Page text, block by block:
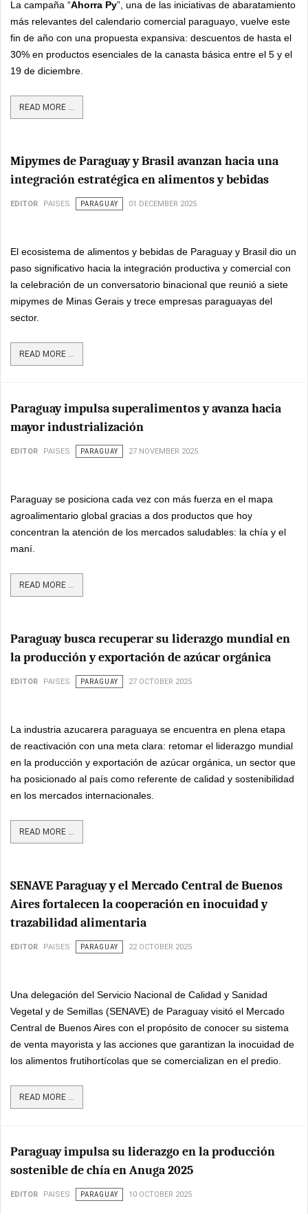
La campaña “Ahorra Py”, una de las iniciativas de abaratamiento
más relevantes del calendario comercial paraguayo, vuelve este
fin de año con una propuesta expansiva: descuentos de hasta el
30% en productos esenciales de la canasta básica entre el 5 y el
19 de diciembre.
READ MORE ...
Mipymes de Paraguay y Brasil avanzan hacia una
integración estratégica en alimentos y bebidas
EDITOR PAISES PARAGUAY 01 DECEMBER 2025
El ecosistema de alimentos y bebidas de Paraguay y Brasil dio un
paso significativo hacia la integración productiva y comercial con
la celebración de un conversatorio binacional que reunió a siete
mipymes de Minas Gerais y trece empresas paraguayas del
sector.
READ MORE ...
Paraguay impulsa superalimentos y avanza hacia
mayor industrialización
EDITOR PAISES PARAGUAY 27 NOVEMBER 2025
Paraguay se posiciona cada vez con más fuerza en el mapa
agroalimentario global gracias a dos productos que hoy
concentran la atención de los mercados saludables: la chía y el
maní.
READ MORE ...
Paraguay busca recuperar su liderazgo mundial en
la producción y exportación de azúcar orgánica
EDITOR PAISES PARAGUAY 27 OCTOBER 2025
La industria azucarera paraguaya se encuentra en plena etapa
de reactivación con una meta clara: retomar el liderazgo mundial
en la producción y exportación de azúcar orgánica, un sector que
ha posicionado al país como referente de calidad y sostenibilidad
en los mercados internacionales.
READ MORE ...
SENAVE Paraguay y el Mercado Central de Buenos
Aires fortalecen la cooperación en inocuidad y
trazabilidad alimentaria
EDITOR PAISES PARAGUAY 22 OCTOBER 2025
Una delegación del Servicio Nacional de Calidad y Sanidad
Vegetal y de Semillas (SENAVE) de Paraguay visitó el Mercado
Central de Buenos Aires con el propósito de conocer su sistema
de venta mayorista y las acciones que garantizan la inocuidad de
los alimentos frutihortícolas que se comercializan en el predio.
READ MORE ...
Paraguay impulsa su liderazgo en la producción
sostenible de chía en Anuga 2025
EDITOR PAISES PARAGUAY 10 OCTOBER 2025